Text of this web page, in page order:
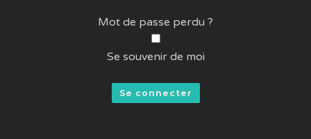
Mot de passe perdu ?
Se souvenir de moi